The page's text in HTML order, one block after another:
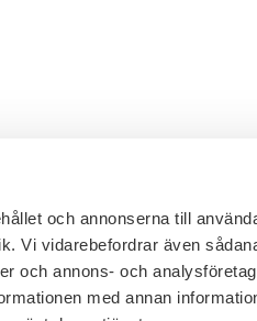
och annonserna till
Vi vidarebefordrar även
och annons- och
med annan
08 - 453 44 00